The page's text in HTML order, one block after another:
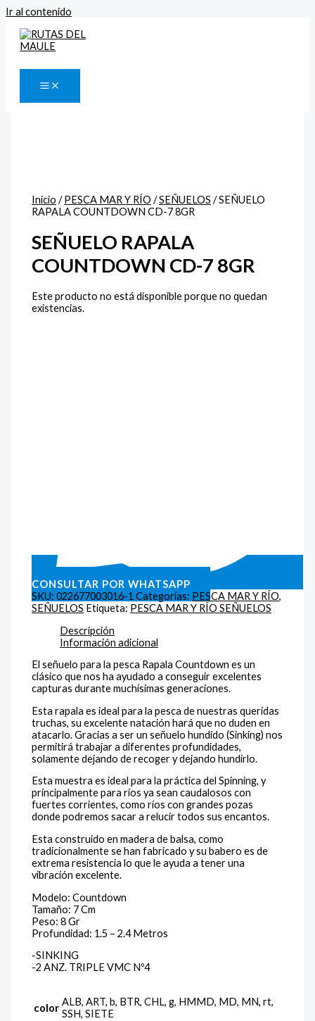
Ir al contenido
Inicio /PESCA MAR Y RÍO /SEÑUELOS / SEÑUELO
RAPALA COUNTDOWN CD-7 8GR
SEÑUELO RAPALA
COUNTDOWN CD-7 8GR
Este producto no está disponible porque no quedan
existencias.
CONSULTAR POR WHATSAPP
SKU:022677003016-1 Categorías: PESCA MAR Y RÍO,
SEÑUELOS Etiqueta: PESCA MAR Y RÍO SEÑUELOS
Descripción
Información adicional
El señuelo para la pesca Rapala Countdown es un
clásico que nos ha ayudado a conseguir excelentes
capturas durante muchísimas generaciones.
Esta rapala es ideal para la pesca de nuestras queridas
truchas, su excelente natación hará que no duden en
atacarlo. Gracias a ser un señuelo hundido (Sinking) nos
permitirá trabajar a diferentes profundidades,
solamente dejando de recoger y dejando hundirlo.
Esta muestra es ideal para la práctica del Spinning, y
principalmente para ríos ya sean caudalosos con
fuertes corrientes, como ríos con grandes pozas
donde podremos sacar a relucir todos sus encantos.
Esta construido en madera de balsa, como
tradicionalmente se han fabricado y su babero es de
extrema resistencia lo que le ayuda a tener una
vibración excelente.
Modelo: Countdown
Tamaño: 7 Cm
Peso: 8 Gr
Profundidad: 1.5 – 2.4 Metros
-SINKING
-2 ANZ. TRIPLE VMC Nº4
color ALB, ART, b, BTR, CHL, g, HMMD, MD, MN, rt,
SSH, SIETE